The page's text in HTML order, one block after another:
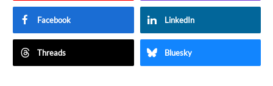
Facebook LinkedIn
Threads Bluesky